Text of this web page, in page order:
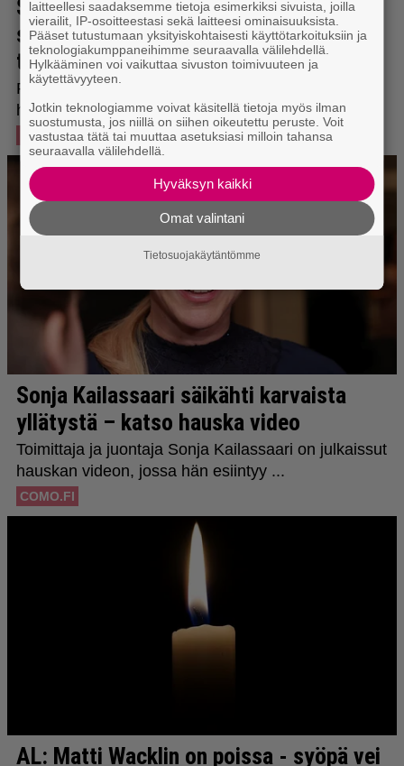
laitteellesi saadaksemme tietoja esimerkiksi sivuista, joilla
vierailit, IP-osoitteestasi sekä laitteesi ominaisuuksista.
Pääset tutustumaan yksityiskohtaisesti käyttötarkoituksiin ja
teknologiakumppaneihimme seuraavalla välilehdellä.
Hylkääminen voi vaikuttaa sivuston toimivuuteen ja
käytettävyyteen.
Jotkin teknologiamme voivat käsitellä tietoja myös ilman
suostumusta, jos niillä on siihen oikeutettu peruste. Voit
vastustaa tätä tai muuttaa asetuksiasi milloin tahansa
seuraavalla välilehdellä.
Hyväksyn kaikki
Omat valintani
Tietosuojakäytäntömme